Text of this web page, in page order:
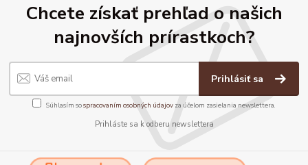
Chcete získať prehľad o našich
najnovších prírastkoch?
Prihlásiť sa
Súhlasím sospracovaním osobných údajov za účelom zasielania newslettera.
Prihláste sa k odberu newslettera